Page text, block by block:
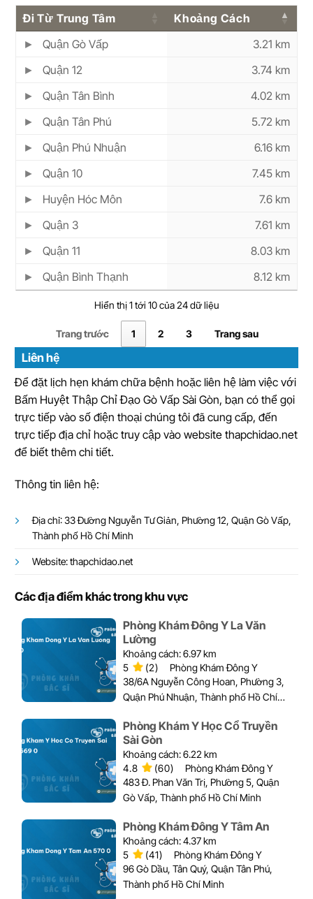
Đi Từ Trung Tâm
Khoảng Cách
Quận Gò Vấp
3.21 km
Quận 12
3.74 km
Quận Tân Bình
4.02 km
Quận Tân Phú
5.72 km
Quận Phú Nhuận
6.16 km
Quận 10
7.45 km
Huyện Hóc Môn
7.6 km
Quận 3
7.61 km
Quận 11
8.03 km
Quận Bình Thạnh
8.12 km
Hiển thị 1 tới 10 của 24 dữ liệu
Trang trước 1 2 3 Trang sau
Liên hệ
Để đặt lịch hẹn khám chữa bệnh hoặc liên hệ làm việc với
Bấm Huyệt Thập Chỉ Đạo Gò Vấp Sài Gòn, bạn có thể gọi
trực tiếp vào số điện thoại chúng tôi đã cung cấp, đến
trực tiếp địa chỉ hoặc truy cập vào website thapchidao.net
để biết thêm chi tiết.
Thông tin liên hệ:
Địa chỉ: 33 Đường Nguyễn Tư Giản, Phường 12, Quận Gò Vấp,
Thành phố Hồ Chí Minh
Website: thapchidao.net
Các địa điểm khác trong khu vực
Phòng Khám Đông Y La Văn
Lường
Khoảng cách: 6.97 km
5
(2)
Phòng Khám Đông Y
38/6A Nguyễn Công Hoan, Phường 3,
Quận Phú Nhuận, Thành phố Hồ Chí
Phòng Khám Y Học Cổ Truyền
Sài Gòn
Khoảng cách: 6.22 km
4.8
(60)
Phòng Khám Đông Y
483 Đ. Phan Văn Trị, Phường 5, Quận
Gò Vấp, Thành phố Hồ Chí Minh
Phòng Khám Đông Y Tâm An
Khoảng cách: 4.37 km
5
(41)
Phòng Khám Đông Y
96 Gò Dầu, Tân Quý, Quận Tân Phú,
Thành phố Hồ Chí Minh